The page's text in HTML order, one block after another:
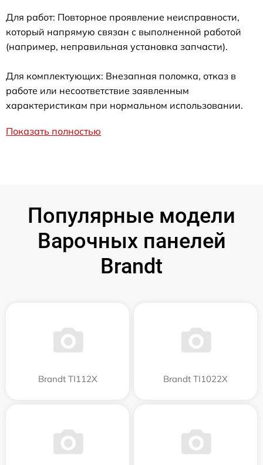
Для работ: Повторное проявление неисправности,
который напрямую связан с выполненной работой
(например, неправильная установка запчасти).
Для комплектующих: Внезапная поломка, отказ в
работе или несоответствие заявленным
характеристикам при нормальном использовании.
Показать полностью
Популярные модели
Варочных панелей
Brandt
Brandt TI112X Brandt TI1022X